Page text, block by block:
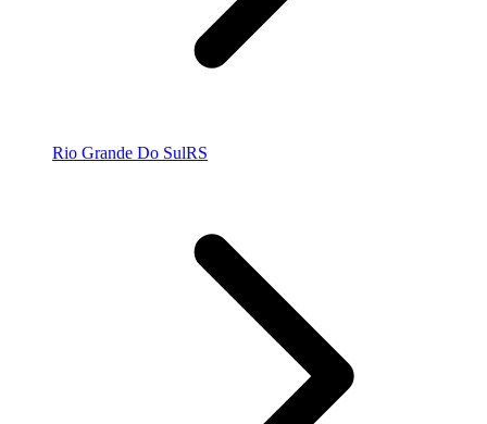
Rio Grande Do SulRS